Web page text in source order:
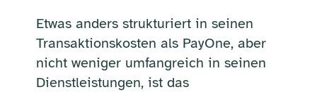
Etwas anders strukturiert in seinen
Transaktionskosten als PayOne, aber
nicht weniger umfangreich in seinen
Dienstleistungen, ist das